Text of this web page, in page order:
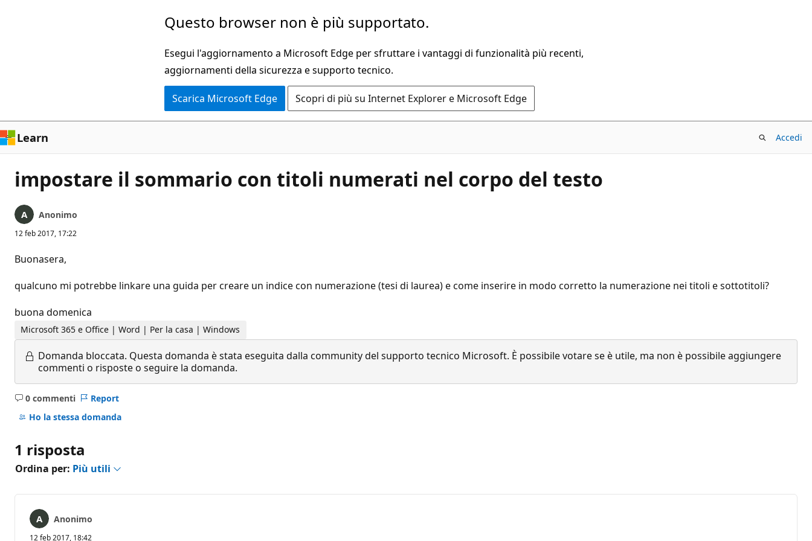
Questo browser non è più supportato.
Esegui l'aggiornamento a Microsoft Edge per sfruttare i vantaggi di funzionalità più recenti,
aggiornamenti della sicurezza e supporto tecnico.
Scarica Microsoft Edge Scopri di più su Internet Explorer e Microsoft Edge
Learn Accedi
impostare il sommario con titoli numerati nel corpo del testo
Anonimo
12 feb 2017, 17:22
Buonasera,
qualcuno mi potrebbe linkare una guida per creare un indice con numerazione (tesi di laurea) e come inserire in modo corretto la numerazione nei titoli e sottotitoli?
buona domenica
Microsoft 365 e Office | Word | Per la casa | Windows
Domanda bloccata. Questa domanda è stata eseguita dalla community del supporto tecnico Microsoft. È possibile votare se è utile, ma non è possibile aggiungere
commenti o risposte o seguire la domanda.
0 commenti
Nessun
commento
Report
Ho la stessa domanda
1 risposta
Ordina per: Più utili
Anonimo
12 feb 2017, 18:42